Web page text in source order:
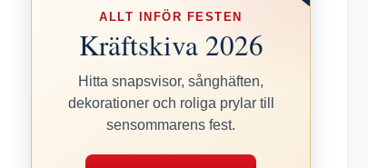
ALLT INFÖR FESTEN
Kräftskiva 2026
Hitta snapsvisor, sånghäften,
dekorationer och roliga prylar till
sensommarens fest.